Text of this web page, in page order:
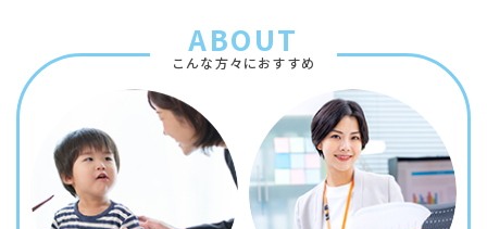
ABOUT
こんな方々におすすめ